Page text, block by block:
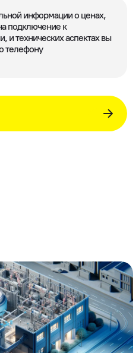
информации о ценах,
подключение к
и технических аспектах вы
телефону